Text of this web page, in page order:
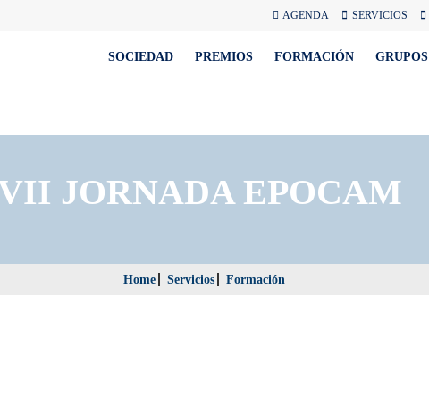
AGENDA SERVICIOS
SOCIEDAD PREMIOS FORMACIÓN GRUPOS
JORNADA EPOCAM
Home Servicios Formación